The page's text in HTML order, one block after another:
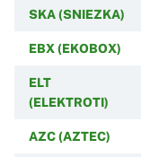
SKA (SNIEZKA)
EBX (EKOBOX)
ELT
(ELEKTROTI)
AZC (AZTEC)